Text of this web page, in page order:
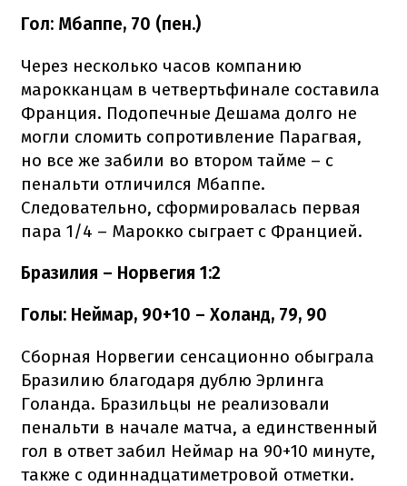
Гол: Мбаппе, 70 (пен.)
Через несколько часов компанию
марокканцам в четвертьфинале составила
Франция. Подопечные Дешама долго не
могли сломить сопротивление Парагвая,
но все же забили во втором тайме – с
пенальти отличился Мбаппе.
Следовательно, сформировалась первая
пара 1/4 – Марокко сыграет с Францией.
Бразилия – Норвегия 1:2
Голы: Неймар, 90+10 – Холанд, 79, 90
Сборная Норвегии сенсационно обыграла
Бразилию благодаря дублю Эрлинга
Голанда. Бразильцы не реализовали
пенальти в начале матча, а единственный
гол в ответ забил Неймар на 90+10 минуте,
также с одиннадцатиметровой отметки.